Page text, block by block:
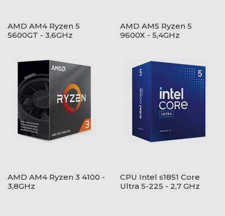
AMD AM4 Ryzen 5
5600GT - 3,6GHz
AMD AM5 Ryzen 5
9600X - 5,4GHz
AMD AM4 Ryzen 3 4100 -
3,8GHz
CPU Intel s1851 Core
Ultra 5-225 - 2,7 GHz